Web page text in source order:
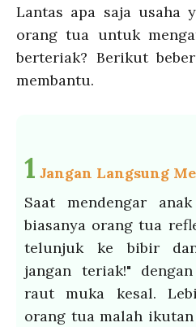
Lantas apa saja usaha
orang tua untuk
berteriak? Berikut
membantu.
1 Jangan Langsung
Saat mendengar
biasanya orang tua
telunjuk ke bibir
jangan teriak!"
raut muka kesal.
orang tua malah